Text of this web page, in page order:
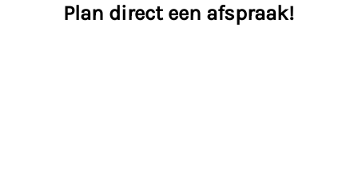
Plan direct een afspraak!